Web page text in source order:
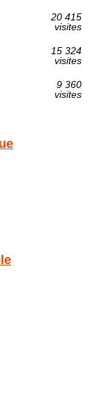
20 415
visites
15 324
visites
9 360
visites